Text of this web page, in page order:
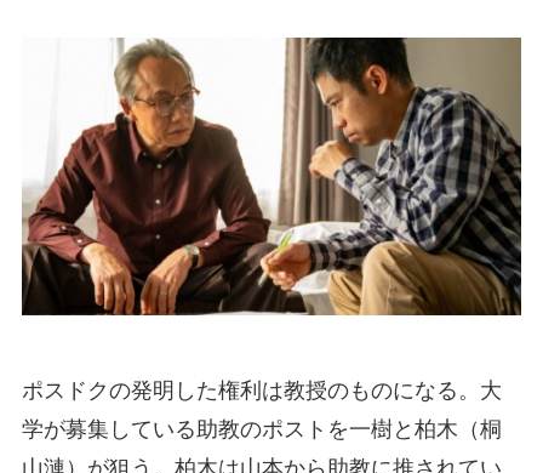
ポスドクの発明した権利は教授のものになる。大
学が募集している助教のポストを一樹と柏木（桐
山漣）が狙う。柏木は山本から助教に推されてい